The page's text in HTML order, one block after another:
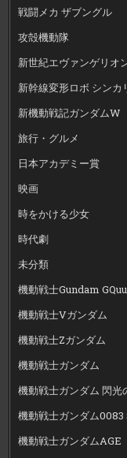
戦闘メカ ザブングル
攻殻機動隊
新世紀エヴァンゲリオ
新幹線変形ロボ シンカ
新機動戦記ガンダムW
旅行・グルメ
日本アカデミー賞
映画
時をかける少女
時代劇
未分類
機動戦士Gundam
機動戦士Vガンダム
機動戦士Zガンダム
機動戦士ガンダム
機動戦士ガンダム 閃光
機動戦士ガンダム
機動戦士ガンダムAGE